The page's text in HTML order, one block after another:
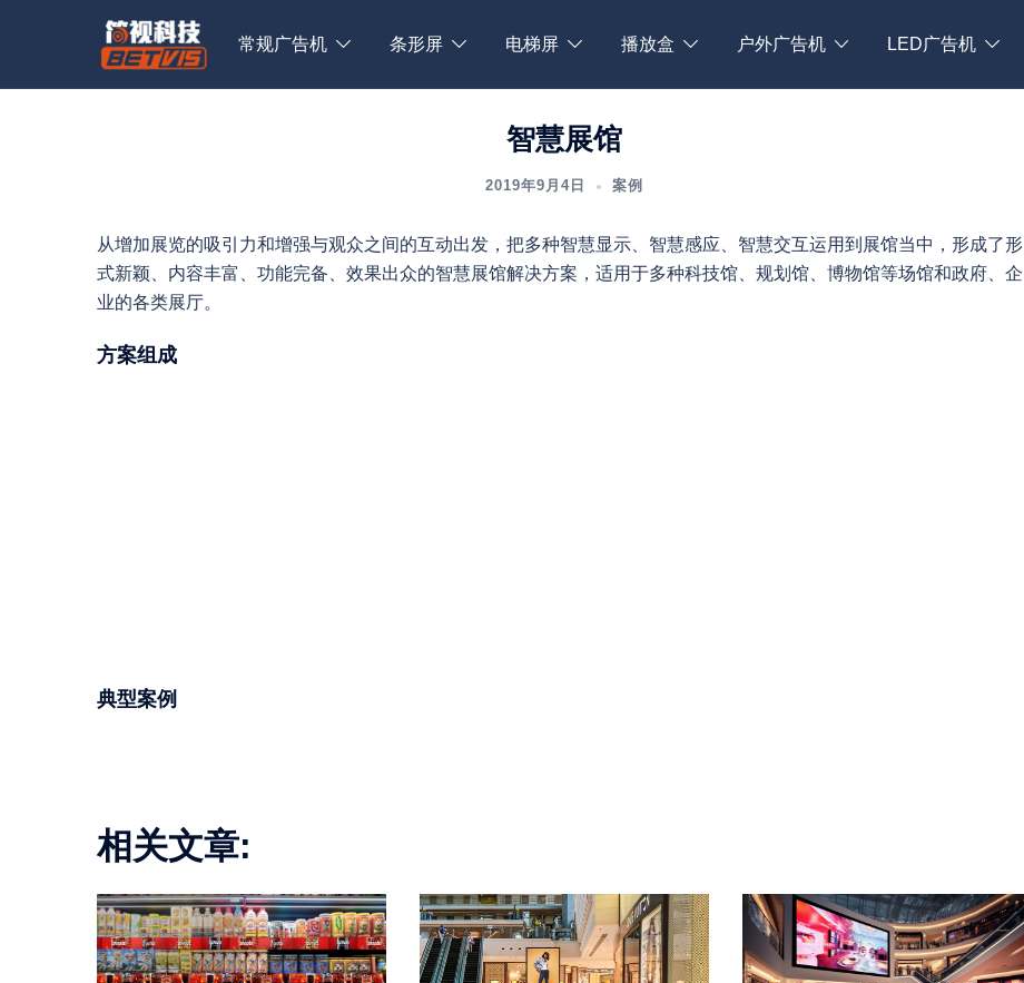
常规广告机 条形屏 电梯屏 播放盒 户外广告机 LED广告机
智慧展馆
2019年9月4日 案例
从增加展览的吸引力和增强与观众之间的互动出发，把多种智慧显示、智慧感应、智慧交互运用到展馆当中，形成了形
式新颖、内容丰富、功能完备、效果出众的智慧展馆解决方案，适用于多种科技馆、规划馆、博物馆等场馆和政府、企
业的各类展厅。
方案组成
典型案例
相关文章: